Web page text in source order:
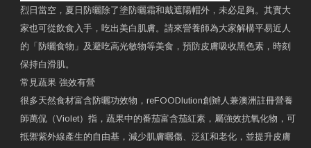
烈日當空，夏日防曬除了塗防曬霜和戴遮陽帽外，未必足夠。其實大
家也可從飲食入手，吃出美白肌膚。請來營養師為大家解構平易近人
的「防曬食物」及避吃高光敏物等美食，預防皮膚吸收黑色素，時刻
保持白滑肌。
常見蔬果 強效有營
很多天然食材富含防曬功效物，reFOODlution創辧人兼澳洲註冊營養
師萬侃（Violet）指，蔬果中的番茄富含茄紅素，屬強效抗氧化物，可
抵禦紫外線產生的自由基，減少肌膚曬傷、泛紅和老化，並提升皮膚